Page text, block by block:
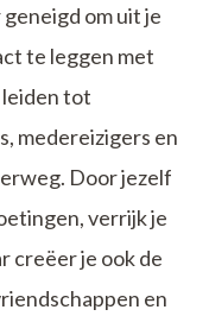
om uit je
te leggen met
leiden tot
medereizigers en
Door jezelf
verrijk je
creëer je ook de
en